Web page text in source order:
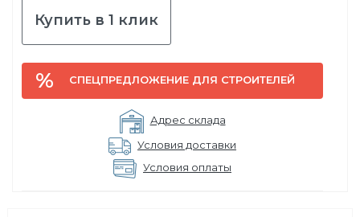
Купить в 1 клик
СПЕЦПРЕДЛОЖЕНИЕ ДЛЯ СТРОИТЕЛЕЙ
Адрес склада
Условия доставки
Условия оплаты